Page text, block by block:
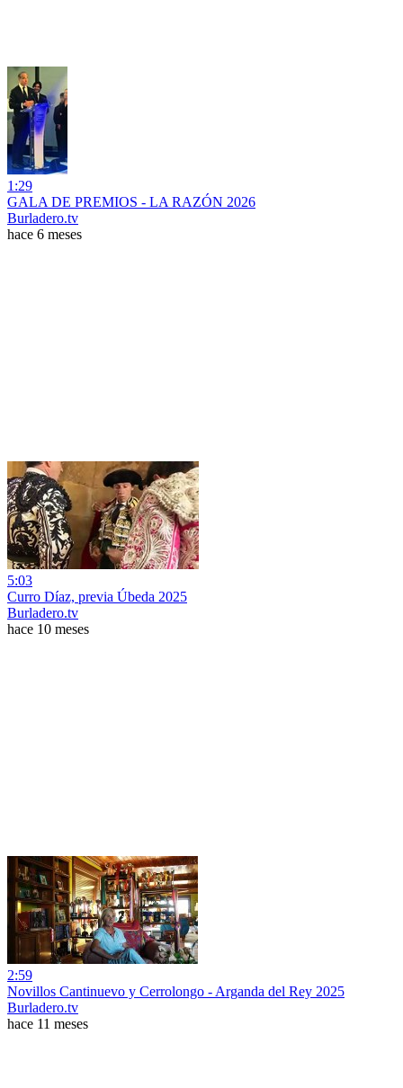
1:29
GALA DE PREMIOS - LA RAZÓN 2026
Burladero.tv
hace 6 meses
5:03
Curro Díaz, previa Úbeda 2025
Burladero.tv
hace 10 meses
2:59
Novillos Cantinuevo y Cerrolongo - Arganda del Rey 2025
Burladero.tv
hace 11 meses